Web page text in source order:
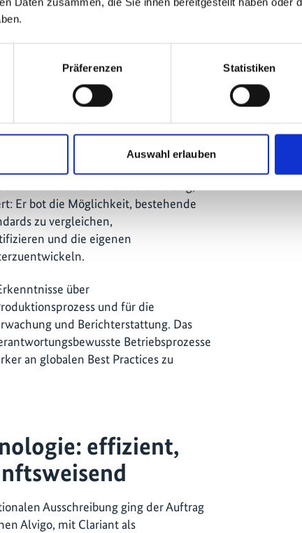
Präferenzen Statistiken
Auswahl erlauben
Fokus des
NACAG zu qualifizieren, müssen
Due-Diligence-Prozess durchlaufen.
im Jahr 2022 eine Herausforderung,
Er bot die Möglichkeit, bestehende
zu vergleichen,
und die eigenen
über
und für die
und Berichterstattung. Das
Betriebsprozesse
an globalen Best Practices zu
effizient,
Ausschreibung ging der Auftrag
Alvigo, mit Clariant als